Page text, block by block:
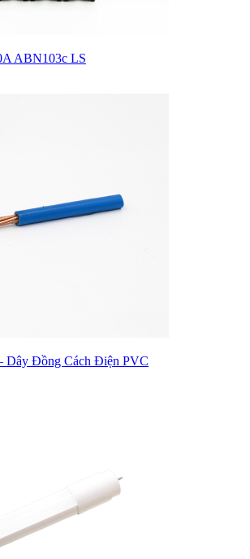
ABN103c LS
Đồng Cách Điện PVC